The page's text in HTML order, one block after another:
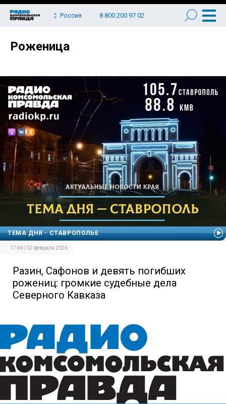
Россия 8 800 200 97 02
Роженица
ТЕМА ДНЯ - СТАВРОПОЛЬЕ
17:46 | 02 февраля 2026
Разин, Сафонов и девять погибших
рожениц: громкие судебные дела
Северного Кавказа